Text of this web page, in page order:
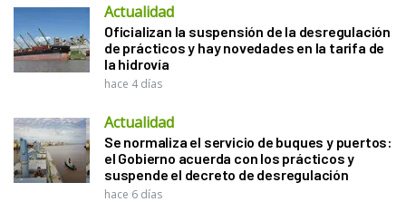
Actualidad
Oficializan la suspensión de la desregulación
de prácticos y hay novedades en la tarifa de
la hidrovía
hace 4 días
Actualidad
Se normaliza el servicio de buques y puertos:
el Gobierno acuerda con los prácticos y
suspende el decreto de desregulación
hace 6 días